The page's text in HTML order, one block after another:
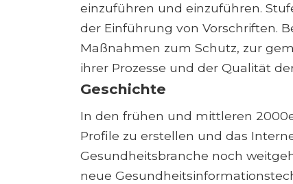
einzuführen und einzuführen.
der Einführung von Vorschriften.
Maßnahmen zum Schutz, zur
ihrer Prozesse und der Qualität
Geschichte
In den frühen und mittleren
Profile zu erstellen und das
Gesundheitsbranche noch
neue